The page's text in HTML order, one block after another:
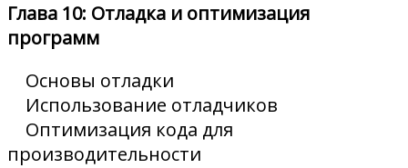
Глава 10: Отладка и оптимизация
программ
Основы отладки
Использование отладчиков
Оптимизация кода для
производительности